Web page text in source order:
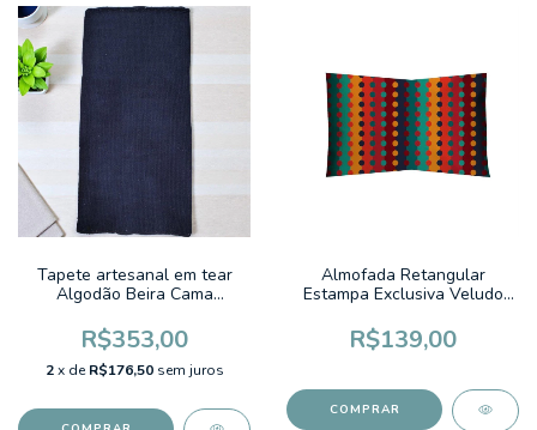
Tapete artesanal em tear
Algodão Beira Cama
Marinho
R$353,00
2 x deR$176,50 sem juros
Almofada Retangular
Estampa Exclusiva Veludo
Brasil 618 Colorido Bolinhas
Vermelho, Verde Agua, Azu
R$139,00